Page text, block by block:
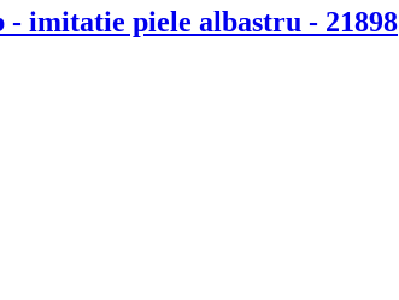
- imitatie piele albastru - 21898